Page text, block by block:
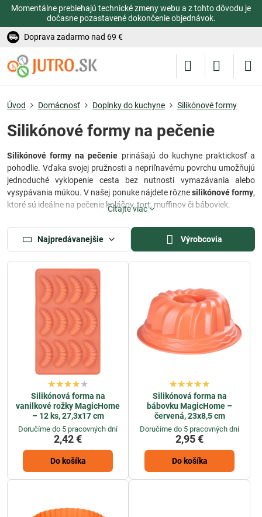
Momentálne prebiehajú technické zmeny webu a z tohto dôvodu je
dočasne pozastavené dokončenie objednávok.
Doprava zadarmo nad 69 €
Úvod Domácnosť Doplnky do kuchyne Silikónové formy
Silikónové formy na pečenie
Silikónové formy na pečenie prinášajú do kuchyne praktickosť a
pohodlie. Vďaka svojej pružnosti a nepriľnavému povrchu umožňujú
jednoduché vyklopenie cesta bez nutnosti vymazávania alebo
vysypávania múkou. V našej ponuke nájdete rôznesilikónové formy,
ktoré sú ideálne na pečenie koláčov, tort, muffinov či báboviek.
Každásilikónová forma na pečenieje odolná voči vysokým aj
nízkym teplotám, takže ju môžete používať nielen v rúre, ale aj v
mrazničke. Materiál je bezpečný pre styk s potravinami a zachováva
pôvodnú chuť aj vôňu jedla.
Naša ponukasilikónových foriem
veľkostí – od klasických okrúhlych foriem až po špeciálne formy na
muffiny, pralinky či menšie dezerty. Väčšina modelov je vhodná aj do
umývačky riadu, takže údržba je jednoduchá a rýchla.
Investujte do kvalitnejsilikónovej formy na pečeniea objavte, aké
jednoduché a zábavné môže byť pečenie. Vďaka ich univerzálnosti
sa stanú nepostrádateľnou súčasťou vašej kuchyne.
Čítajte viac
Najpredávanejšie Výrobcovia
Silikónová forma na
vanilkové rožky MagicHome
– 12 ks, 27,3x17 cm
Doručíme do 5 pracovných dní
2,42 €
Do košíka
Silikónová forma na
bábovku MagicHome –
červená, 23x8,5 cm
Doručíme do 5 pracovných dní
2,95 €
Do košíka